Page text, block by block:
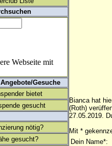
Webseite mit
Gesuche
bietet
gesucht
nötig?
gesucht?
Bianca hat
(Roth)
27.05.2019.
Mit *
Dein Name*: